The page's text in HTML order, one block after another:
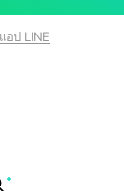
อป LINE